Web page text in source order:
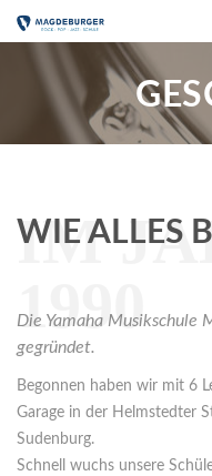
WIE ALLES
IM
1990
Die Yamaha Musikschule
gegründet.
Begonnen haben wir mit 6
Garage in der Helmstedter
Sudenburg.
Schnell wuchs unsere